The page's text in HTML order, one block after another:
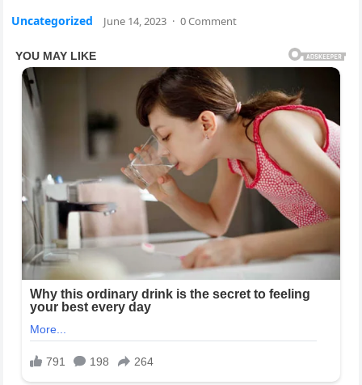
Uncategorized June 14, 2023 · 0 Comment